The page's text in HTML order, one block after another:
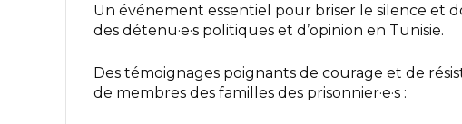
Un événement essentiel pour briser le silence et
des détenu·e·s politiques et d’opinion en Tunisie.
Des témoignages poignants de courage et de
de membres des familles des prisonnier·e·s :